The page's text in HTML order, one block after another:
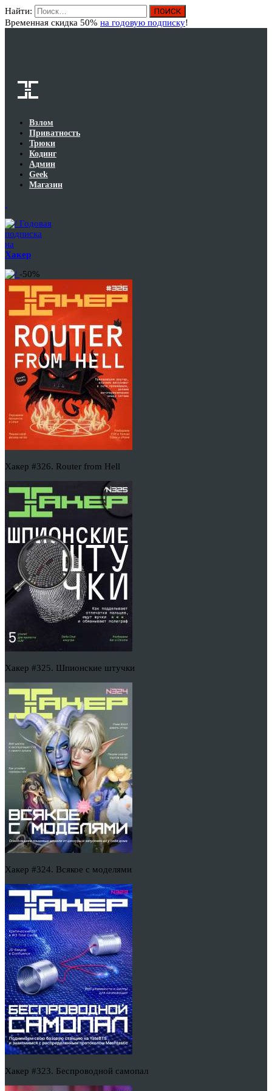
Найти:
Временная скидка 50% на годовую подписку!
Взлом
Приватность
Трюки
Кодинг
Админ
Geek
Магазин
Годовая
подписка
на
Хакер
-50%
Хакер #326. Router from Hell
Хакер #325. Шпионские штучки
Хакер #324. Всякое с моделями
Хакер #323. Беспроводной самопал